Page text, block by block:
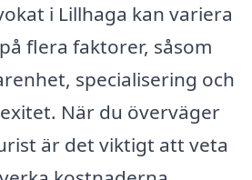
i Lillhaga kan variera
flera faktorer, såsom
specialisering och
När du överväger
är det viktigt att veta